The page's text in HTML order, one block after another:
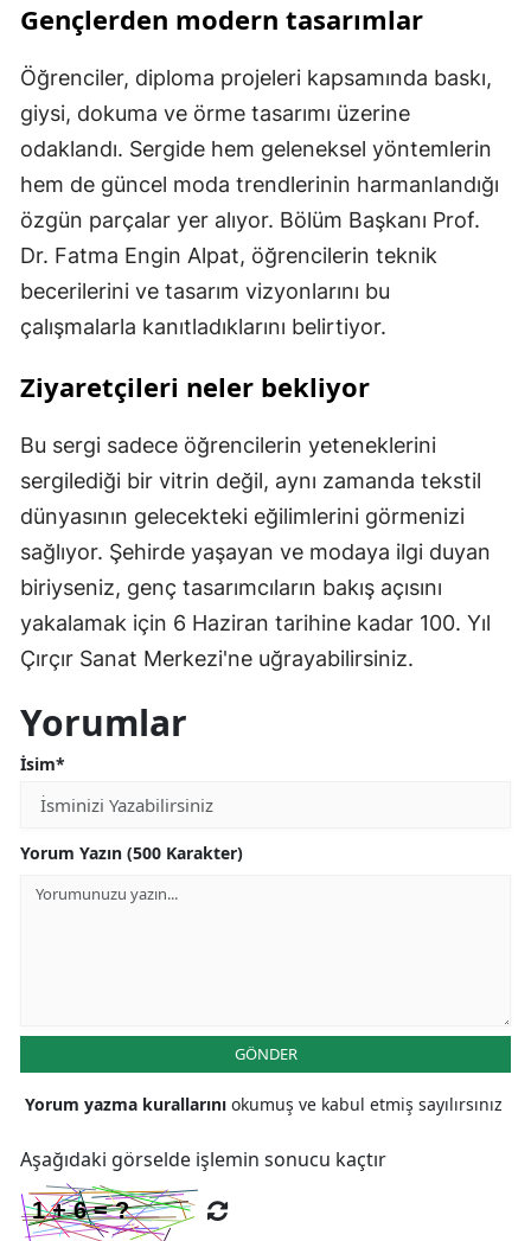
Gençlerden modern tasarımlar
Öğrenciler, diploma projeleri kapsamında baskı,
giysi, dokuma ve örme tasarımı üzerine
odaklandı. Sergide hem geleneksel yöntemlerin
hem de güncel moda trendlerinin harmanlandığı
özgün parçalar yer alıyor. Bölüm Başkanı Prof.
Dr. Fatma Engin Alpat, öğrencilerin teknik
becerilerini ve tasarım vizyonlarını bu
çalışmalarla kanıtladıklarını belirtiyor.
Ziyaretçileri neler bekliyor
Bu sergi sadece öğrencilerin yeteneklerini
sergilediği bir vitrin değil, aynı zamanda tekstil
dünyasının gelecekteki eğilimlerini görmenizi
sağlıyor. Şehirde yaşayan ve modaya ilgi duyan
biriyseniz, genç tasarımcıların bakış açısını
yakalamak için 6 Haziran tarihine kadar 100. Yıl
Çırçır Sanat Merkezi'ne uğrayabilirsiniz.
Yorumlar
İsim*
Yorum Yazın (500 Karakter)
GÖNDER
Yorum yazma kurallarını okumuş ve kabul etmiş sayılırsınız
Aşağıdaki görselde işlemin sonucu kaçtır